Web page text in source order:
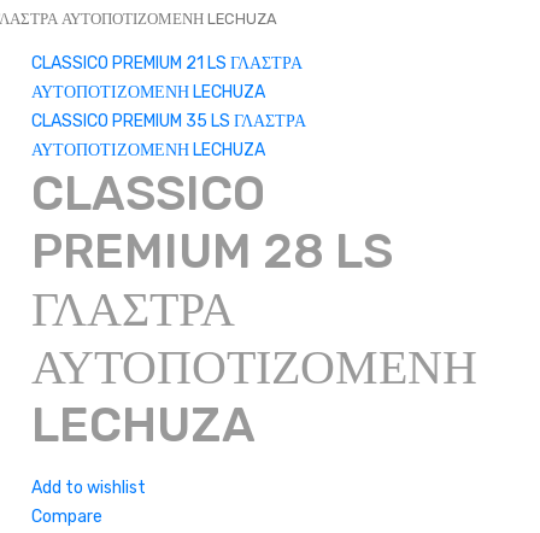
ΓΛΑΣΤΡΑ ΑΥΤΟΠΟΤΙΖΟΜΕΝΗ LECHUZA
CLASSICO PREMIUM 21 LS ΓΛΑΣΤΡΑ
ΑΥΤΟΠΟΤΙΖΟΜΕΝΗ LECHUZA
CLASSICO PREMIUM 35 LS ΓΛΑΣΤΡΑ
ΑΥΤΟΠΟΤΙΖΟΜΕΝΗ LECHUZA
CLASSICO
PREMIUM 28 LS
ΓΛΑΣΤΡΑ
ΑΥΤΟΠΟΤΙΖΟΜΕΝΗ
LECHUZA
Add to wishlist
Compare